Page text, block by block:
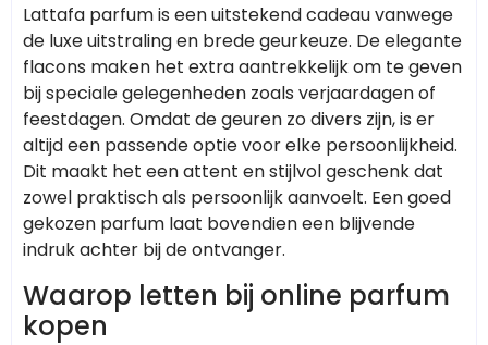
Lattafa parfum is een uitstekend cadeau vanwege
de luxe uitstraling en brede geurkeuze. De elegante
flacons maken het extra aantrekkelijk om te geven
bij speciale gelegenheden zoals verjaardagen of
feestdagen. Omdat de geuren zo divers zijn, is er
altijd een passende optie voor elke persoonlijkheid.
Dit maakt het een attent en stijlvol geschenk dat
zowel praktisch als persoonlijk aanvoelt. Een goed
gekozen parfum laat bovendien een blijvende
indruk achter bij de ontvanger.
Waarop letten bij online parfum
kopen